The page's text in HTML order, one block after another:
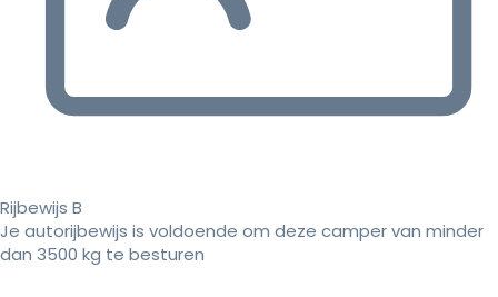
Rijbewijs B
Je autorijbewijs is voldoende om deze camper van minder
dan 3500 kg te besturen